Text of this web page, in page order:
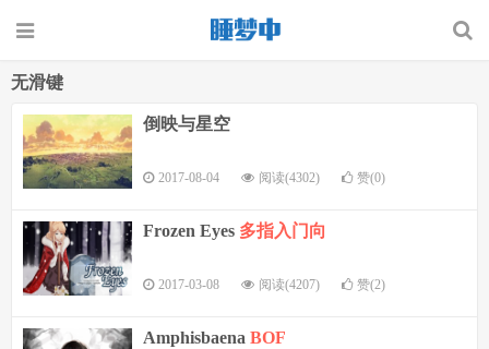
无滑键
倒映与星空
2017-08-04 阅读(4302) 赞(0)
Frozen Eyes 多指入门向
2017-03-08 阅读(4207) 赞(2)
Amphisbaena BOF